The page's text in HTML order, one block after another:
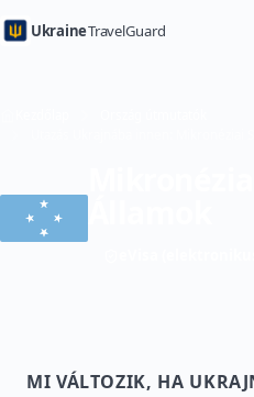
UkraineTravelGuard
MI VÁLTOZIK, HA